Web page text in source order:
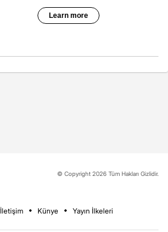
© Copyright 2026 Tüm Hakları Gizlidir.
İletişim Künye Yayın İlkeleri